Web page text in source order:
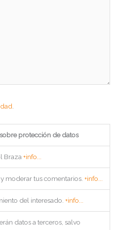
protección de datos
Braza+info...
moderar tus comentarios. +info...
del interesado. +info...
datos a terceros, salvo